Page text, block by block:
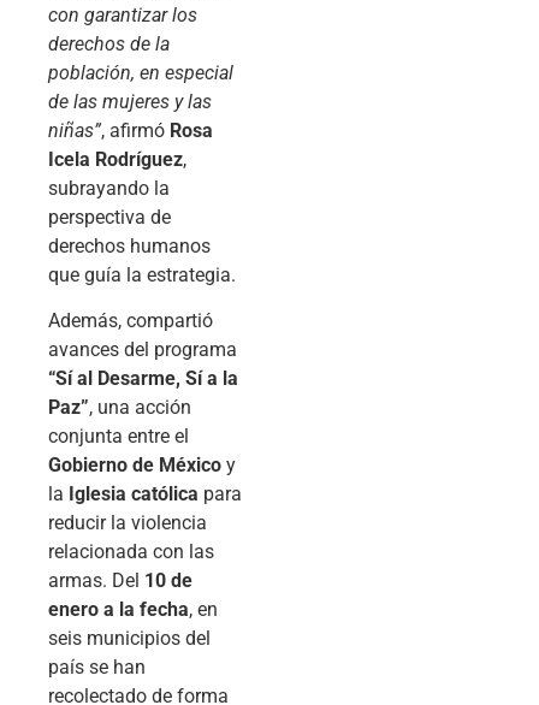
con garantizar los
derechos de la
población, en especial
de las mujeres y las
niñas”, afirmó Rosa
Icela Rodríguez,
subrayando la
perspectiva de
derechos humanos
que guía la estrategia.
Además, compartió
avances del programa
“Sí al Desarme, Sí a la
Paz”, una acción
conjunta entre el
Gobierno de México y
la Iglesia católica para
reducir la violencia
relacionada con las
armas. Del 10 de
enero a la fecha, en
seis municipios del
país se han
recolectado de forma